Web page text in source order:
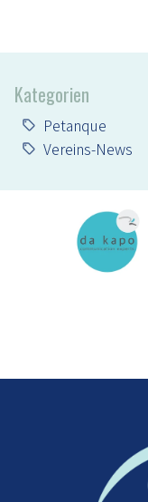
Kategorien
Petanque
Vereins-News